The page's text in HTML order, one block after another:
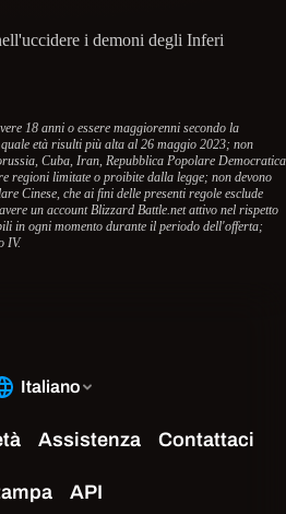
i demoni degli Inferi
18 anni o essere maggiorenni secondo la
età risulti più alta al 26 maggio 2023; non
Cuba, Iran, Repubblica Popolare Democratica
regioni limitate o proibite dalla legge; non devono
Cinese, che ai fini delle presenti regole esclude
un account Blizzard Battle.net attivo nel rispetto
in ogni momento durante il periodo dell'offerta;
IV.